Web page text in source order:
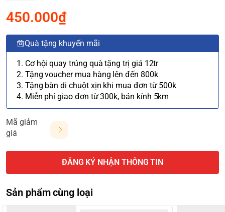
450.000₫
Quà tặng khuyến mãi
1. Cơ hội quay trúng quà tặng trị giá 12tr
2. Tặng voucher mua hàng lên đến 800k
3. Tặng bàn di chuột xịn khi mua đơn từ 500k
4. Miễn phí giao đơn từ 300k, bán kính 5km
Mã giảm
giá
ĐĂNG KÝ NHẬN THÔNG TIN
Sản phẩm cùng loại